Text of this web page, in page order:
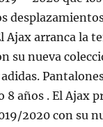
Ajax arranca la
su nueva
8 años . El Ajax
2020 con su